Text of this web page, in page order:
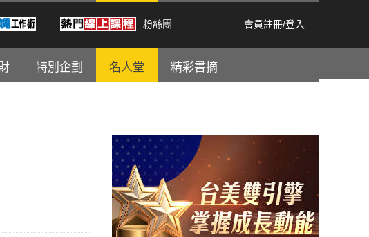
粉絲團 會員註冊/登入
特別企劃 名人堂 精彩書摘